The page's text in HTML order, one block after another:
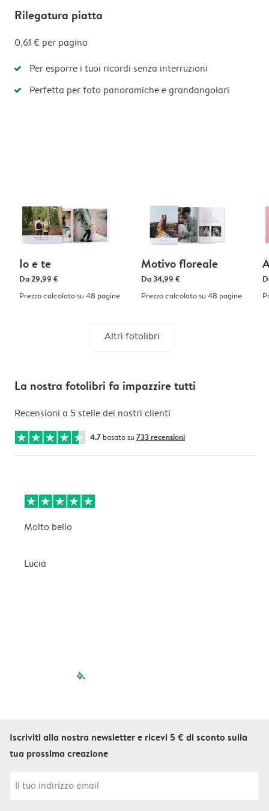
Rilegatura piatta
0,61 € per pagina
Per esporre i tuoi ricordi senza interruzioni
Perfetta per foto panoramiche e grandangolari
Io e te
Da29,99 €
Prezzo calcolato su 48 pagine
Motivo floreale
Da34,99 €
Prezzo calcolato su 48 pagine
Altri fotolibri
La nostra fotolibri fa impazzire tutti
Recensioni a 5 stelle dei nostri clienti
4.7 basato su 733 recensioni
Molto bello
Lucia
filled-pagination
Iscriviti alla nostra newsletter e ricevi 5 € di sconto sulla
tua prossima creazione